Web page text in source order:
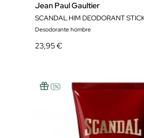
Jean Paul Gaultier
SCANDAL HIM DEODORANT
Desodorante hombre
23,95 €